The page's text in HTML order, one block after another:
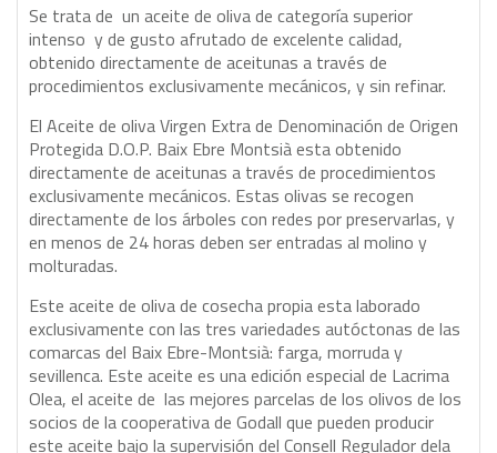
Se trata de un aceite de oliva de categoría superior
intenso y de gusto afrutado de excelente calidad,
obtenido directamente de aceitunas a través de
procedimientos exclusivamente mecánicos, y sin refinar.
El Aceite de oliva Virgen Extra de Denominación de Origen
Protegida D.O.P. Baix Ebre Montsià esta obtenido
directamente de aceitunas a través de procedimientos
exclusivamente mecánicos. Estas olivas se recogen
directamente de los árboles con redes por preservarlas, y
en menos de 24 horas deben ser entradas al molino y
molturadas.
Este aceite de oliva de cosecha propia esta laborado
exclusivamente con las tres variedades autóctonas de las
comarcas del Baix Ebre-Montsià: farga, morruda y
sevillenca. Este aceite es una edición especial de Lacrima
Olea, el aceite de las mejores parcelas de los olivos de los
socios de la cooperativa de Godall que pueden producir
este aceite bajo la supervisión del Consell Regulador dela